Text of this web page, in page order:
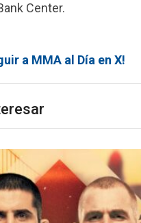
Center.
a MMA al Día en X!